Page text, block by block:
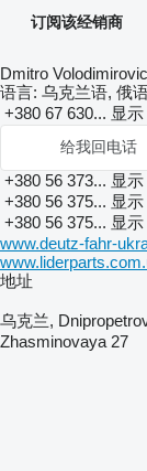
订阅该经销商
Dmitro
语言: 乌克兰语, 俄
+380 67 630... 显示
给我回电话
+380 56 373... 显示
+380 56 375... 显示
+380 56 375... 显示
www.deutz-fahr-
地址
乌克兰,
Zhasminovaya 27